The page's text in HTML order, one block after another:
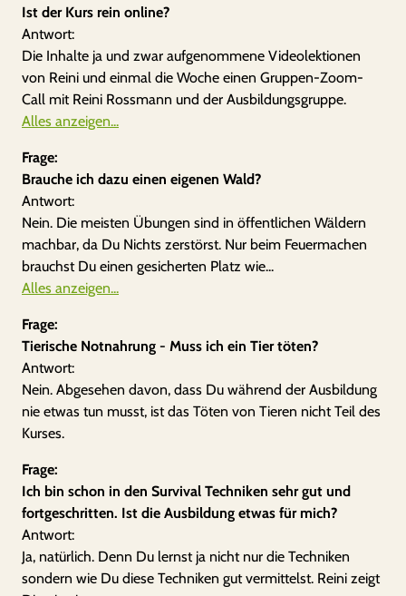
Ist der Kurs rein online?
Antwort:
Die Inhalte ja und zwar aufgenommene Videolektionen
von Reini und einmal die Woche einen Gruppen-Zoom-
Call mit Reini Rossmann und der Ausbildungsgruppe.
Alles anzeigen...
Frage:
Brauche ich dazu einen eigenen Wald?
Antwort:
Nein. Die meisten Übungen sind in öffentlichen Wäldern
machbar, da Du Nichts zerstörst. Nur beim Feuermachen
brauchst Du einen gesicherten Platz wie...
Alles anzeigen...
Frage:
Tierische Notnahrung - Muss ich ein Tier töten?
Antwort:
Nein. Abgesehen davon, dass Du während der Ausbildung
nie etwas tun musst, ist das Töten von Tieren nicht Teil des
Kurses.
Frage:
Ich bin schon in den Survival Techniken sehr gut und
fortgeschritten. Ist die Ausbildung etwas für mich?
Antwort:
Ja, natürlich. Denn Du lernst ja nicht nur die Techniken
sondern wie Du diese Techniken gut vermittelst. Reini zeigt